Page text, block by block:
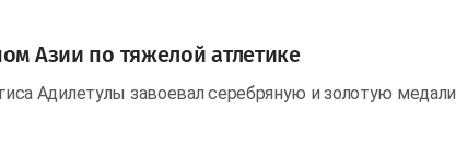
Азии по тяжелой атлетике
Адилетулы завоевал серебряную и золотую медали